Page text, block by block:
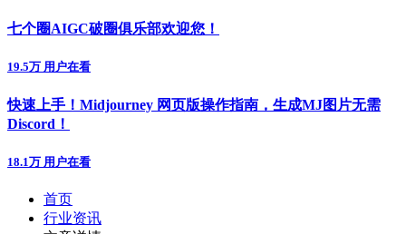
七个圈AIGC破圈俱乐部欢迎您！
19.5万 用户在看
快速上手！Midjourney 网页版操作指南，生成MJ图片无需
Discord！
18.1万 用户在看
首页
行业资讯